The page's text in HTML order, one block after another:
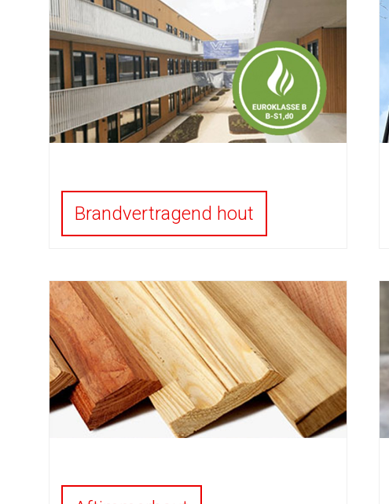
Brandvertragend hout